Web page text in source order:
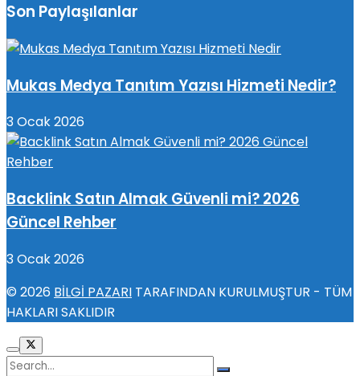
Son Paylaşılanlar
Mukas Medya Tanıtım Yazısı Hizmeti Nedir?
3 Ocak 2026
Backlink Satın Almak Güvenli mi? 2026
Güncel Rehber
3 Ocak 2026
© 2026 BİLGİ PAZARI TARAFINDAN KURULMUŞTUR - TÜM
HAKLARI SAKLIDIR